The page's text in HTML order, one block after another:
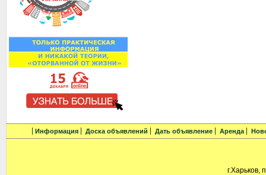
Информация Доска объявлений Дать объявление Аренда
г.Харьков,